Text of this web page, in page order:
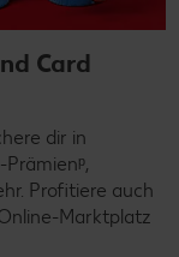
Card
dir in
Profitiere auch
Marktplatz